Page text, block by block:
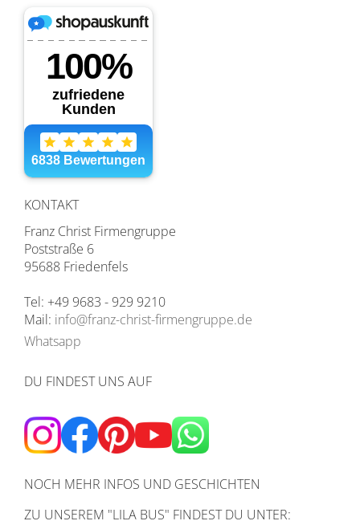
KONTAKT
Franz Christ Firmengruppe
Poststraße 6
95688 Friedenfels
Tel: +49 9683 - 929 9210
Mail: info@franz-christ-firmengruppe.de
Whatsapp
DU FINDEST UNS AUF
NOCH MEHR INFOS UND GESCHICHTEN
ZU UNSEREM "LILA BUS" FINDEST DU UNTER: